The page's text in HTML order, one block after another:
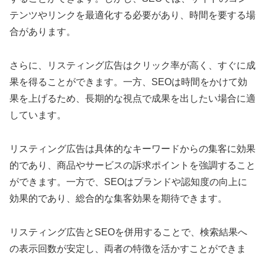
テンツやリンクを最適化する必要があり、時間を要する場
合があります。
さらに、リスティング広告はクリック率が高く、すぐに成
果を得ることができます。一方、SEOは時間をかけて効
果を上げるため、長期的な視点で成果を出したい場合に適
しています。
リスティング広告は具体的なキーワードからの集客に効果
的であり、商品やサービスの訴求ポイントを強調すること
ができます。一方で、SEOはブランドや認知度の向上に
効果的であり、総合的な集客効果を期待できます。
リスティング広告とSEOを併用することで、検索結果へ
の表示回数が安定し、両者の特徴を活かすことができま